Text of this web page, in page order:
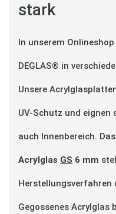
stark
In unserem
DEGLAS® in
Unsere
UV-Schutz und
auch Innenbereich.
Acrylglas GS 6 mm
Herstellungsverfahren
Gegossenes Acrylglas